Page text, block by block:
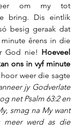
om my tot
bring. Dis eintlik
besig geraak dat
êrens in die
God nie! Hoeveel
ons in vyf minute
hoor weer die sagte
jy Godverlate
net Psalm 63:2 en
smag na My want
werd as die